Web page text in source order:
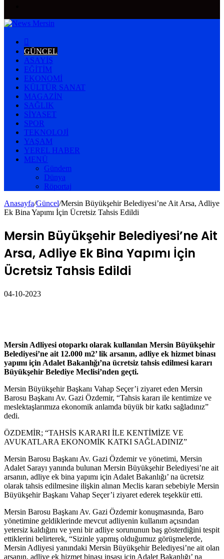
...
GÜNCEL
ASAYIŞ
EĞITIM
EKONOMI
KÜLTÜR SANAT
MAGAZIN
SAĞLIK
SIYASET
SPOR
TEKNOLOJI
YAŞAM
YEREL HABER
MENÜ
Gündem
Dünya
Röportaj
Anasayfa/Güncel/Mersin Büyükşehir Belediyesi’ne Ait Arsa, Adliye
Ek Bina Yapımı İçin Ücretsiz Tahsis Edildi
Mersin Büyükşehir Belediyesi’ne Ait
Arsa, Adliye Ek Bina Yapımı İçin
Ücretsiz Tahsis Edildi
04-10-2023
Mersin Adliyesi otoparkı olarak kullanılan Mersin Büyükşehir
Belediyesi’ne ait 12.000 m2’ lik arsanın, adliye ek hizmet binası
yapımı için Adalet Bakanlığı’na ücretsiz tahsis edilmesi kararı
Büyükşehir Belediye Meclisi’nden geçti.
Mersin Büyükşehir Başkanı Vahap Seçer’i ziyaret eden Mersin
Barosu Başkanı Av. Gazi Özdemir, “Tahsis kararı ile kentimize ve
meslektaşlarımıza ekonomik anlamda büyük bir katkı sağladınız”
dedi.
ÖZDEMİR; “TAHSİS KARARI İLE KENTİMİZE VE
AVUKATLARA EKONOMİK KATKI SAĞLADINIZ”
Mersin Barosu Başkanı Av. Gazi Özdemir ve yönetimi, Mersin
Adalet Sarayı yanında bulunan Mersin Büyükşehir Belediyesi’ne ait
arsanın, adliye ek bina yapımı için Adalet Bakanlığı’ na ücretsiz
olarak tahsis edilmesine ilişkin alınan Meclis kararı sebebiyle Mersin
Büyükşehir Başkanı Vahap Seçer’i ziyaret ederek teşekkür etti.
Mersin Barosu Başkanı Av. Gazi Özdemir konuşmasında, Baro
yönetimine geldiklerinde mevcut adliyenin kullanım açısından
yetersiz kaldığını ve yeni bir adliye sorununun baş gösterdiğini tespit
ettiklerini belirterek, “Sizinle yapmış olduğumuz görüşmelerde,
Mersin Adliyesi yanındaki Mersin Büyükşehir Belediyesi’ne ait olan
arsanın, adliye ek hizmet binası inşası için Adalet Bakanlığı’ na